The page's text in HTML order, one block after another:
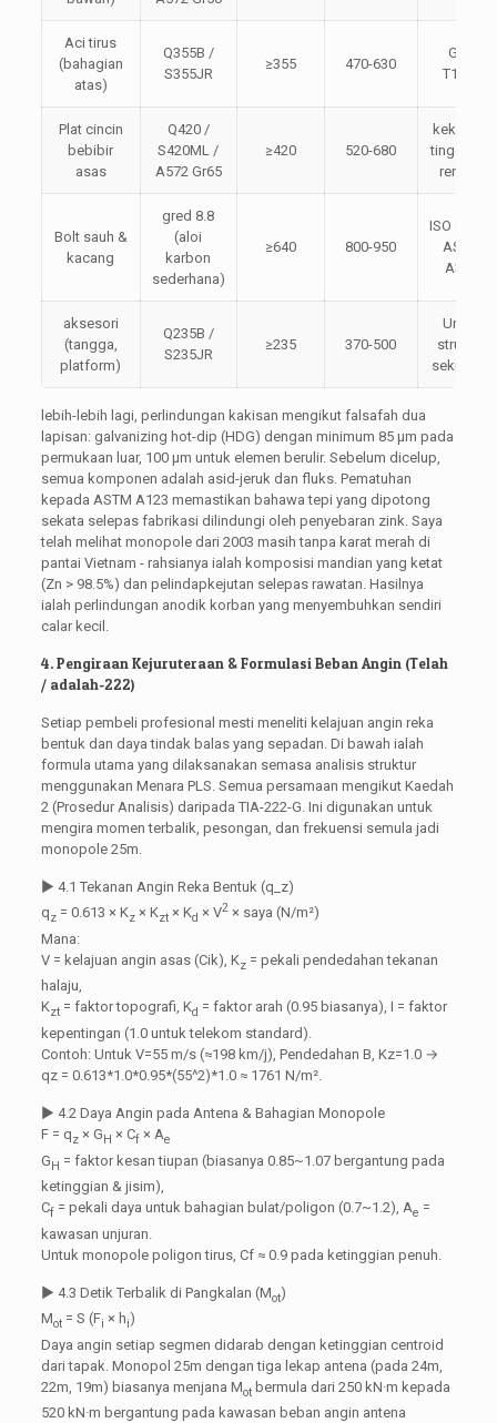
Aci tirus
(bahagian
atas)
Q355B /
S355JR
≥355 470-630
GB /
T1591
Plat cincin
bebibir
asas
Q420 /
S420ML /
A572 Gr65
≥420 520-680
kekuatan
tinggi aloi
rendah
Bolt sauh &
kacang
gred 8.8
(aloi
karbon
sederhana)
≥640 800-950
ISO 898-1,
ASTM
A325
aksesori
(tangga,
platform)
Q235B /
S235JR
≥235 370-500
Untuk
struktur
sekunder
lebih-lebih lagi, perlindungan kakisan mengikut falsafah dua
lapisan: galvanizing hot-dip (HDG) dengan minimum 85 μm pada
permukaan luar, 100 μm untuk elemen berulir. Sebelum dicelup,
semua komponen adalah asid-jeruk dan fluks. Pematuhan
kepada ASTM A123 memastikan bahawa tepi yang dipotong
sekata selepas fabrikasi dilindungi oleh penyebaran zink. Saya
telah melihat monopole dari 2003 masih tanpa karat merah di
pantai Vietnam - rahsianya ialah komposisi mandian yang ketat
(Zn > 98.5%) dan pelindapkejutan selepas rawatan. Hasilnya
ialah perlindungan anodik korban yang menyembuhkan sendiri
calar kecil.
4. Pengiraan Kejuruteraan & Formulasi Beban Angin (Telah
/ adalah-222)
Setiap pembeli profesional mesti meneliti kelajuan angin reka
bentuk dan daya tindak balas yang sepadan. Di bawah ialah
formula utama yang dilaksanakan semasa analisis struktur
menggunakan Menara PLS. Semua persamaan mengikut Kaedah
2 (Prosedur Analisis) daripada TIA-222-G. Ini digunakan untuk
mengira momen terbalik, pesongan, dan frekuensi semula jadi
monopole 25m.
▶ 4.1 Tekanan Angin Reka Bentuk (q_z)
qz= 0.613 × Kz× Kzt× Kd × V2× saya (N/m²)
Mana:
V = kelajuan angin asas (Cik), Kz= pekali pendedahan tekanan
halaju,
Kzt= faktor topografi, Kd = faktor arah (0.95 biasanya), I = faktor
kepentingan (1.0 untuk telekom standard).
Contoh: Untuk V=55 m/s (≈198 km/j), Pendedahan B, Kz=1.0 →
qz = 0.613*1.0*0.95*(55^2)*1.0 ≈ 1761 N/m².
▶ 4.2 Daya Angin pada Antena & Bahagian Monopole
F = qz× GH × Cf× Ae
GH = faktor kesan tiupan (biasanya 0.85~1.07 bergantung pada
ketinggian & jisim),
Cf= pekali daya untuk bahagian bulat/poligon (0.7~1.2), Ae =
kawasan unjuran.
Untuk monopole poligon tirus, Cf ≈ 0.9 pada ketinggian penuh.
▶ 4.3 Detik Terbalik di Pangkalan (Mot)
Mot= S (Fi × hi)
Daya angin setiap segmen didarab dengan ketinggian centroid
dari tapak. Monopol 25m dengan tiga lekap antena (pada 24m,
22m, 19m) biasanya menjana Motbermula dari 250 kN·m kepada
520 kN·m bergantung pada kawasan beban angin antena